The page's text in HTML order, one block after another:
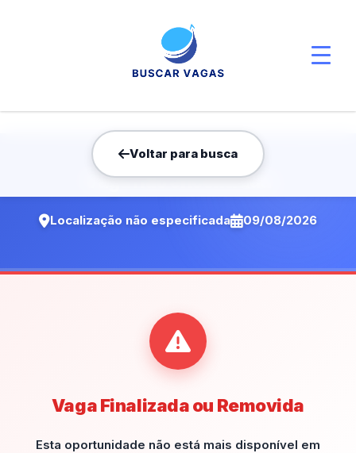
Voltar para busca
Vaga não encontrada
Localização não especificada 09/08/2026
Vaga Finalizada ou Removida
Esta oportunidade não está mais disponível em